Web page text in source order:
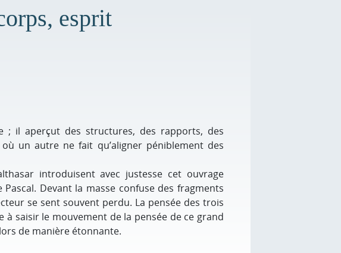
esprit
; il aperçut des structures, des rapports, des
un autre ne fait qu’aligner péniblement des
introduisent avec justesse cet ouvrage
Devant la masse confuse des fragments
se sent souvent perdu. La pensée des trois
à saisir le mouvement de la pensée de ce grand
de manière étonnante.